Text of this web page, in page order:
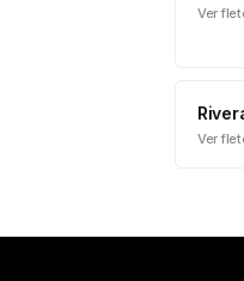
Ver
Ver